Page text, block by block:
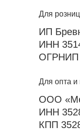
Для
ИП
ИНН
ОГРНИП
Для опта и
ООО
ИНН
КПП